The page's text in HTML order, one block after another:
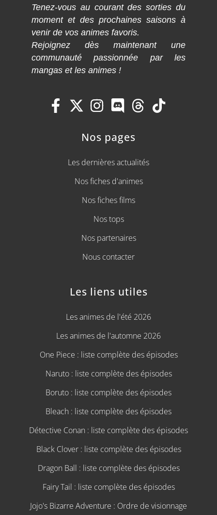
Tenez-vous au courant des sorties du
moment et des prochaines saisons à
venir de vos animes favoris.
Rejoignez dès maintenant une
communauté passionnée par les
mangas et les animes !
Nos pages
Les dernières actualités
Nos fiches d'animes
Nos fiches films
Nos tops
Nos partenaires
Nous contacter
Les liens utiles
Les animes de l'été 2026
Les animes de l'automne 2026
One Piece : liste complète des épisodes
Naruto : liste complète des épisodes
Boruto : liste complète des épisodes
Bleach : liste complète des épisodes
Détective Conan : liste complète des épisodes
Black Clover : liste complète des épisodes
Dragon Ball : liste complète des épisodes
Fairy Tail : liste complète des épisodes
Jojo's Bizarre Adventure : Ordre de visionnage